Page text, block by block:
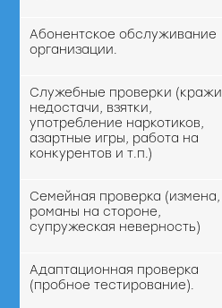
Абонентское обслуживание
организации.
Служебные проверки (кражи,
недостачи, взятки,
употребление наркотиков,
азартные игры, работа на
конкурентов и т.п.)
Семейная проверка (измена,
романы на стороне,
супружеская неверность)
Адаптационная проверка
(пробное тестирование).